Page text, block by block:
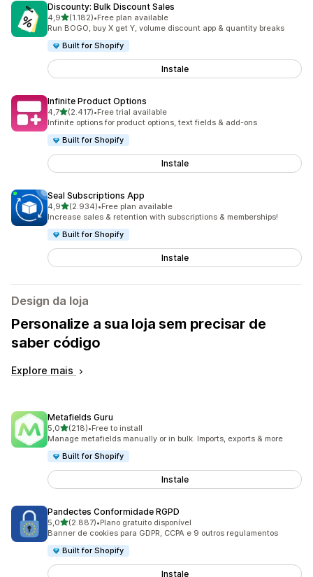
Discounty: Bulk Discount Sales
4,9de 5 estrelas
(1.182)
1182 total de avaliações
•Free plan available
Run BOGO, buy X get Y, volume discount app & quantity breaks
Built for Shopify
Instale
Infinite Product Options
4,7de 5 estrelas
(2.417)
2417 total de avaliações
•Free trial available
Infinite options for product options, text fields & add-ons
Built for Shopify
Instale
Seal Subscriptions App
4,9de 5 estrelas
(2.934)
2934 total de avaliações
•Free plan available
Increase sales & retention with subscriptions & memberships!
Built for Shopify
Instale
Design da loja
Personalize a sua loja sem precisar de
saber código
Explore mais
Metafields Guru
5,0de 5 estrelas
(218)
218 total de avaliações
•Free to install
Manage metafields manually or in bulk. Imports, exports & more
Built for Shopify
Instale
Pandectes Conformidade RGPD
5,0de 5 estrelas
(2.887)
2887 total de avaliações
•Plano gratuito disponível
Banner de cookies para GDPR, CCPA e 9 outros regulamentos
Built for Shopify
Instale